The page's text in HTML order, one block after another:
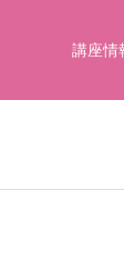
講座情